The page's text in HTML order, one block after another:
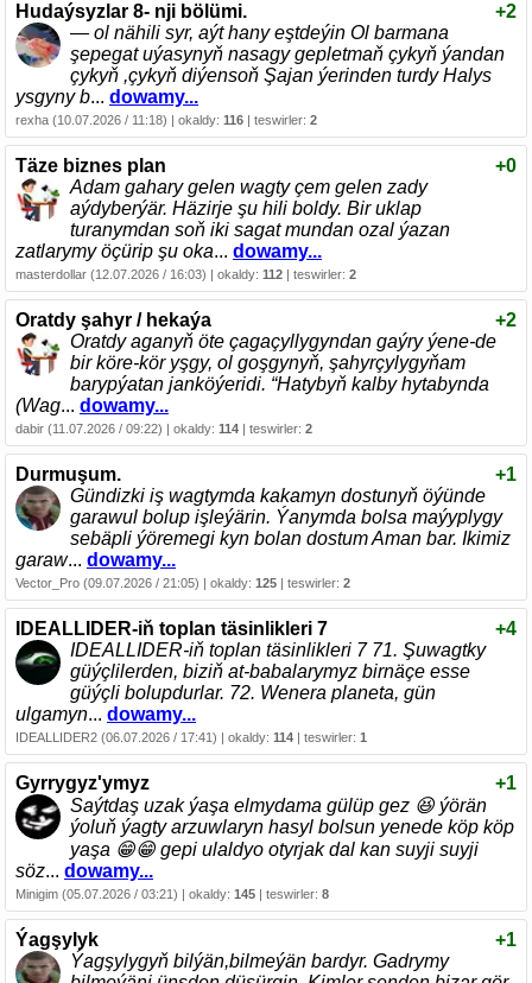
Hudaýsyzlar 8- nji bölümi.
+2
— ol nähili syr, aýt hany eştdeýin Ol barmana
şepegat uýasynyň nasagy gepletmaň çykyň ýandan
çykyň ,çykyň diýensoň Şajan ýerinden turdy Halys
ysgyny b... dowamy...
rexha (10.07.2026 / 11:18) | okaldy: 116 | teswirler: 2
Täze biznes plan
+0
Adam gahary gelen wagty çem gelen zady
aýdyberýär. Häzirje şu hili boldy. Bir uklap
turanymdan soň iki sagat mundan ozal ýazan
zatlarymy öçürip şu oka... dowamy...
masterdollar (12.07.2026 / 16:03) | okaldy: 112 | teswirler: 2
Oratdy şahyr / hekaýa
+2
Oratdy aganyň öte çagaçyllygyndan gaýry ýene-de
bir köre-kör yşgy, ol goşgynyň, şahyrçylygyňam
barypýatan janköýeridi. “Hatybyň kalby hytabynda
(Wag... dowamy...
dabir (11.07.2026 / 09:22) | okaldy: 114 | teswirler: 2
Durmuşum.
+1
Gündizki iş wagtymda kakamyn dostunyň öýünde
garawul bolup işleýärin. Ýanymda bolsa maýyplygy
sebäpli ýöremegi kyn bolan dostum Aman bar. Ikimiz
garaw... dowamy...
Vector_Pro (09.07.2026 / 21:05) | okaldy: 125 | teswirler: 2
IDEALLIDER-iň toplan täsinlikleri 7
+4
IDEALLIDER-iň toplan täsinlikleri 7 71. Şuwagtky
güýçlilerden, biziň at-babalarymyz birnäçe esse
güýçli bolupdurlar. 72. Wenera planeta, gün
ulgamyn... dowamy...
IDEALLIDER2 (06.07.2026 / 17:41) | okaldy: 114 | teswirler: 1
Gyrrygyz'ymyz
+1
Saýtdaş uzak ýaşa elmydama gülüp gez 😆 ýörän
ýoluň ýagty arzuwlaryn hasyl bolsun yenede köp köp
yaşa 😁😁 gepi ulaldyo otyrjak dal kan suyji suyji
söz... dowamy...
Minigim (05.07.2026 / 03:21) | okaldy: 145 | teswirler: 8
Ýagşylyk
+1
Ýagşylygyň bilýän,bilmeýän bardyr. Gadrymy